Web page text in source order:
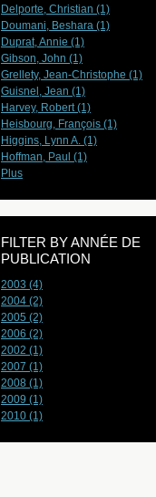
Delporte, Christian (1)
Doumani, Beshara (1)
Duprat, Annie (1)
Gibson, John (1)
Grellety, Jean-Christophe (1)
Guisnel, Jean (1)
Harvey, Robert (1)
Heisbourg, François (1)
Higgins, Lynn A. (1)
Hoffman, Paul (1)
Plus
FILTER BY ANNÉE DE
PUBLICATION
2003 (4)
2004 (2)
2005 (2)
2006 (2)
2002 (1)
2007 (1)
2008 (1)
2009 (1)
2010 (1)